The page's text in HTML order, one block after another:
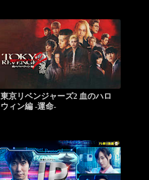
東京リベンジャーズ2 血のハロ
ウィン編 -運命-